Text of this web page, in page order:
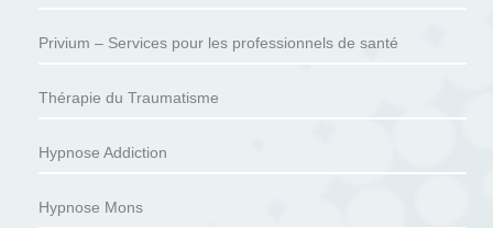
Privium – Services pour les professionnels de santé
Thérapie du Traumatisme
Hypnose Addiction
Hypnose Mons